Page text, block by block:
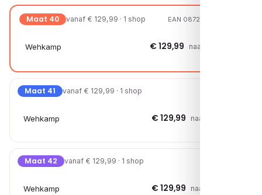
Maat 40 vanaf € 129,99 · 1 shop EAN 08720527654976
Wehkamp € 129,99 naar shop →
Maat 41 vanaf € 129,99 · 1 shop
Wehkamp € 129,99 naar shop →
Maat 42 vanaf € 129,99 · 1 shop
Wehkamp € 129,99 naar shop →